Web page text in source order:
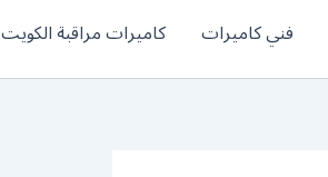
فني كاميرات كاميرات مراقبة الكويت